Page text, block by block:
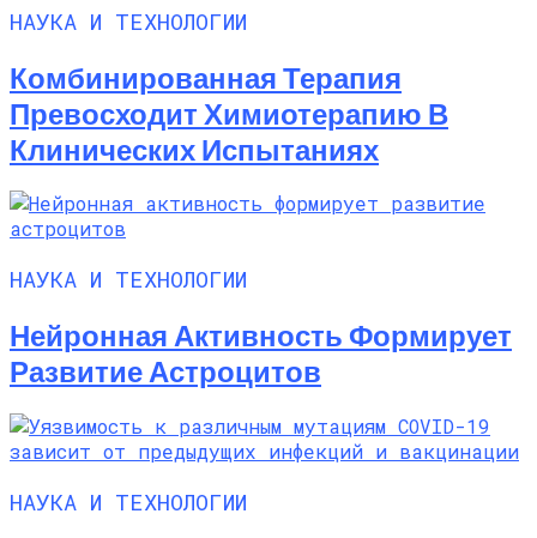
НАУКА И ТЕХНОЛОГИИ
Комбинированная Терапия
Превосходит Химиотерапию В
Клинических Испытаниях
НАУКА И ТЕХНОЛОГИИ
Нейронная Активность Формирует
Развитие Астроцитов
НАУКА И ТЕХНОЛОГИИ